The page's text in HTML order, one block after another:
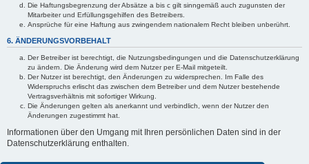
Die Haftungsbegrenzung der Absätze a bis c gilt sinngemäß auch zugunsten der
Mitarbeiter und Erfüllungsgehilfen des Betreibers.
Ansprüche für eine Haftung aus zwingendem nationalem Recht bleiben unberührt.
6. ÄNDERUNGSVORBEHALT
Der Betreiber ist berechtigt, die Nutzungsbedingungen und die Datenschutzerklärung
zu ändern. Die Änderung wird dem Nutzer per E-Mail mitgeteilt.
Der Nutzer ist berechtigt, den Änderungen zu widersprechen. Im Falle des
Widerspruchs erlischt das zwischen dem Betreiber und dem Nutzer bestehende
Vertragsverhältnis mit sofortiger Wirkung.
Die Änderungen gelten als anerkannt und verbindlich, wenn der Nutzer den
Änderungen zugestimmt hat.
Informationen über den Umgang mit Ihren persönlichen Daten sind in der
Datenschutzerklärung enthalten.